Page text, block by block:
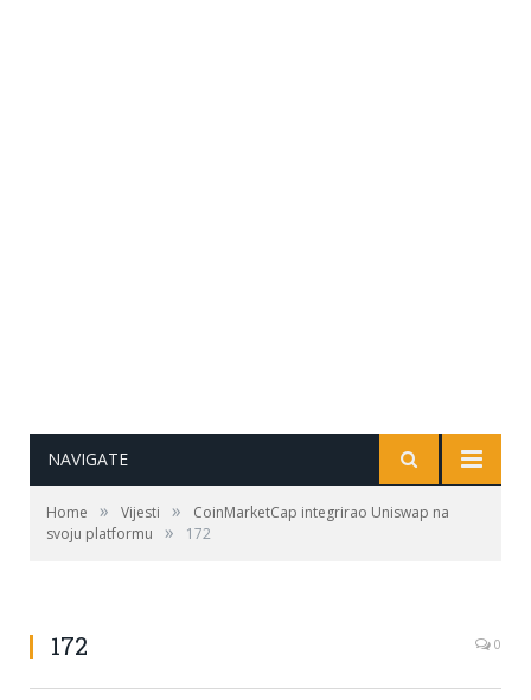
NAVIGATE
Home » Vijesti »
CoinMarketCap integrirao Uniswap na
svoju platformu
» 172
172 0